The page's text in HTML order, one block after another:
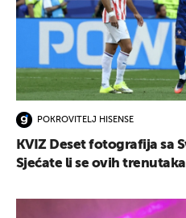
POKROVITELJ HISENSE
KVIZ Deset fotografija sa
Sjećate li se ovih